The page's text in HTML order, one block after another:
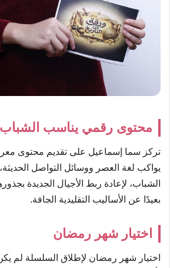
محتوى رقمي يناسب الشباب
تركز سما إسماعيل على تقديم محتوى
يواكب لغة العصر ووسائل التواصل
الشباب، لإعادة ربط الأجيال الجديدة
بعيدًا عن الأساليب التقليدية الجافة.
اختيار شهر رمضان
اختيار شهر رمضان لإطلاق السلسلة لم